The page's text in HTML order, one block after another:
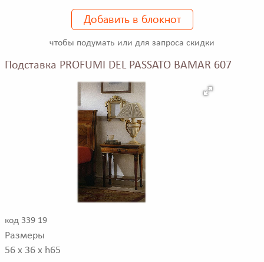
Добавить в блокнот
чтобы подумать или для запроса скидки
Подставка PROFUMI DEL PASSATO BAMAR 607
код 339 19
Размеры
56 x 36 x h65